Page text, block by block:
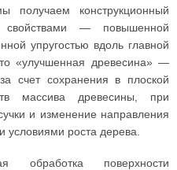
конструкционный
свойствами — повышенной
упругостью вдоль главной
«улучшенная древесина» —
счет сохранения в плоской
массива древесины, при
и изменение направления
условиями роста дерева.
обработка поверхности